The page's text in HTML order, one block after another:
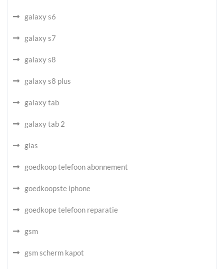
galaxy s6
galaxy s7
galaxy s8
galaxy s8 plus
galaxy tab
galaxy tab 2
glas
goedkoop telefoon abonnement
goedkoopste iphone
goedkope telefoon reparatie
gsm
gsm scherm kapot